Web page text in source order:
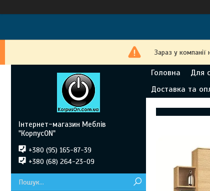
Зараз у
Головна Для
Доставка та
Інтернет-магазин Меблів
"КорпусON"
+380 (95) 165-87-39
+380 (68) 264-23-09